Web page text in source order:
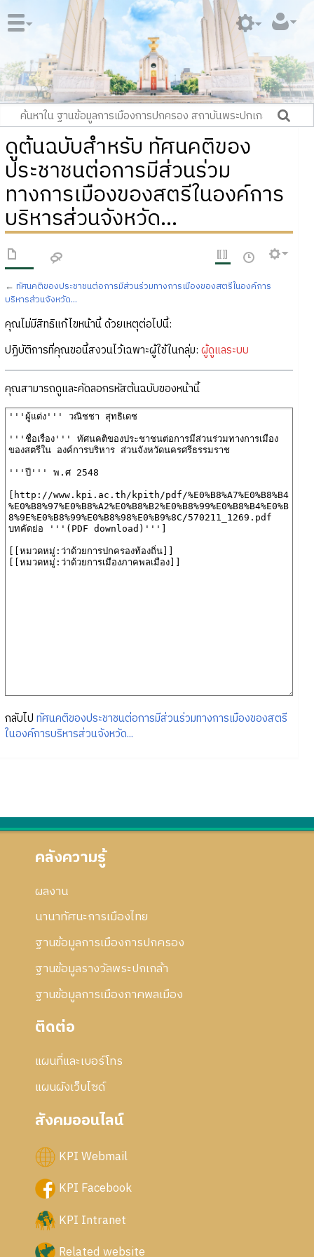
ดูต้นฉบับสำหรับ ทัศนคติของ
ประชาชนต่อการมีส่วนร่วม
ทางการเมืองของสตรีในองค์การ
บริหารส่วนจังหวัด...
← ทัศนคติของประชาชนต่อการมีส่วนร่วมทางการเมืองของสตรีในองค์การ
บริหารส่วนจังหวัด...
คุณไม่มีสิทธิแก้ไขหน้านี้ ด้วยเหตุต่อไปนี้:
ปฏิบัติการที่คุณขอนี้สงวนไว้เฉพาะผู้ใช้ในกลุ่ม: ผู้ดูแลระบบ
คุณสามารถดูและคัดลอกรหัสต้นฉบับของหน้านี้
กลับไป ทัศนคติของประชาชนต่อการมีส่วนร่วมทางการเมืองของสตรี
ในองค์การบริหารส่วนจังหวัด...
คลังความรู้
ผลงาน
นานาทัศนะการเมืองไทย
ฐานข้อมูลการเมืองการปกครอง
ฐานข้อมูลรางวัลพระปกเกล้า
ฐานข้อมูลการเมืองภาคพลเมือง
ติดต่อ
แผนที่และเบอร์โทร
แผนผังเว็บไซด์
สังคมออนไลน์
KPI Webmail
KPI Facebook
KPI Intranet
Related website